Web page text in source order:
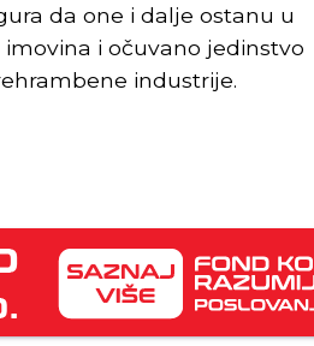
da one i dalje ostanu u
i očuvano jedinstvo
industrije.